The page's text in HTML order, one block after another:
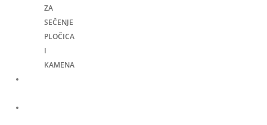
ZA
SEČENJE
PLOČICA
I
KAMENA